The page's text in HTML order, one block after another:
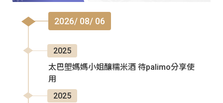
2026/ 08/ 06
2025
太巴塱媽媽小姐釀糯米酒 待palimo分享使
用
2025